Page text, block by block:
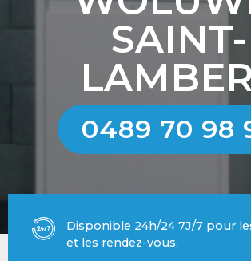
SAINT-
0489 70 98
Disponible 24h/24 7J/7 pour
et les rendez-vous.